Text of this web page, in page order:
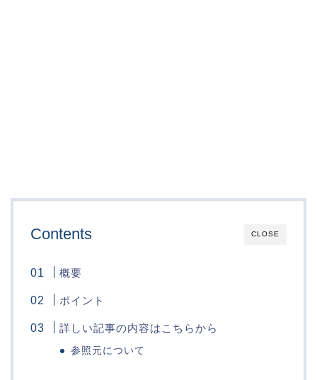
CLOSE
Contents
概要
ポイント
詳しい記事の内容はこちらから
参照元について